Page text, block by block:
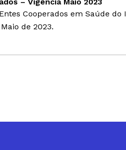
Cooperados em Saúde
de 2023.